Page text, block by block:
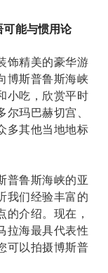
能与惯用论
饰精美的豪华游
博斯普鲁斯海峡
小吃，欣赏平时
玛巴赫切宫、
多其他当地地标
普鲁斯海峡的亚
我们经验丰富的
的介绍。现在，
拉海最具代表性
可以拍摄博斯普